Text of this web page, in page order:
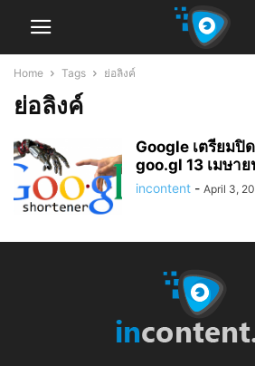
Home Tags ย่อลิงค์
ย่อลิงค์
Google เตรียมปิ
goo.gl 13 เมษา
incontent - April 3,